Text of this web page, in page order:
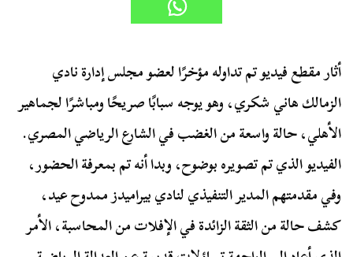
أثار مقطع فيديو تم تداوله مؤخرًا لعضو مجلس إدارة نادي
الزمالك هاني شكري، وهو يوجه سبابًا صريحًا ومباشرًا لجماهير
الأهلي، حالة واسعة من الغضب في الشارع الرياضي المصري.
الفيديو الذي تم تصويره بوضوح، وبدا أنه تم بمعرفة الحضور،
وفي مقدمتهم المدير التنفيذي لنادي بيراميدز ممدوح عيد،
كشف حالة من الثقة الزائدة في الإفلات من المحاسبة، الأمر